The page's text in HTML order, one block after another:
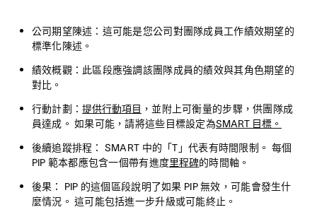
公司期望陳述： 這可能是您公司對團隊成員工作績效期望的
標準化陳述。
績效概觀： 此區段應強調該團隊成員的績效與其角色期望的
對比。
行動計劃：提供行動項目 ，並附上可衡量的步驟，供團隊成
員達成。 如果可能，請將這些目標設定為SMART 目標。
後續追蹤排程： SMART 中的「T」代表有時間限制。 每個
PIP 範本都應包含一個帶有進度里程碑的時間軸。
後果： PIP 的這個區段說明了如果 PIP 無效，可能會發生什
麼情況。 這可能包括進一步升級或可能終止。